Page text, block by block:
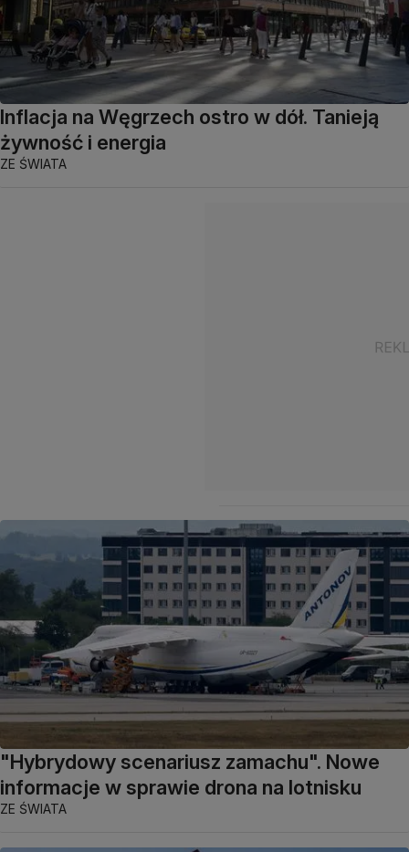
Inflacja na Węgrzech ostro w dół. Tanieją
żywność i energia
ZE ŚWIATA
"Hybrydowy scenariusz zamachu". Nowe
informacje w sprawie drona na lotnisku
ZE ŚWIATA